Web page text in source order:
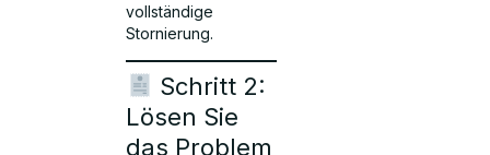
vollständige
Stornierung.
Schritt 2:
Lösen Sie
das Problem